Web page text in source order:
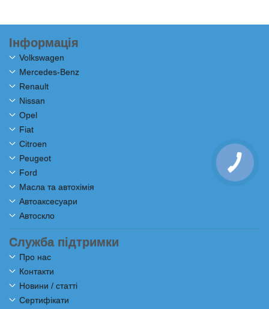
Інформація
Volkswagen
Mercedes-Benz
Renault
Nissan
Opel
Fiat
Citroen
Peugeot
Ford
Масла та автохімія
Автоаксесуари
Автоскло
Служба підтримки
Про нас
Контакти
Новини / статті
Сертифікати